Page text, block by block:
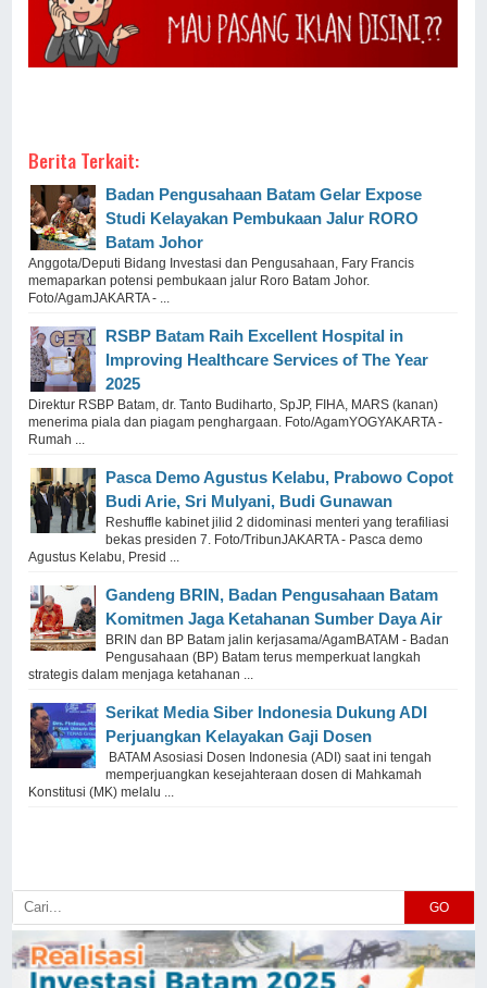
Berita Terkait:
Badan Pengusahaan Batam Gelar Expose
Studi Kelayakan Pembukaan Jalur RORO
Batam Johor
Anggota/Deputi Bidang Investasi dan Pengusahaan, Fary Francis
memaparkan potensi pembukaan jalur Roro Batam Johor.
Foto/AgamJAKARTA - ...
RSBP Batam Raih Excellent Hospital in
Improving Healthcare Services of The Year
2025
Direktur RSBP Batam, dr. Tanto Budiharto, SpJP, FIHA, MARS (kanan)
menerima piala dan piagam penghargaan. Foto/AgamYOGYAKARTA -
Rumah ...
Pasca Demo Agustus Kelabu, Prabowo Copot
Budi Arie, Sri Mulyani, Budi Gunawan
Reshuffle kabinet jilid 2 didominasi menteri yang terafiliasi
bekas presiden 7. Foto/TribunJAKARTA - Pasca demo
Agustus Kelabu, Presid ...
Gandeng BRIN, Badan Pengusahaan Batam
Komitmen Jaga Ketahanan Sumber Daya Air
BRIN dan BP Batam jalin kerjasama/AgamBATAM - Badan
Pengusahaan (BP) Batam terus memperkuat langkah
strategis dalam menjaga ketahanan ...
Serikat Media Siber Indonesia Dukung ADI
Perjuangkan Kelayakan Gaji Dosen
BATAM Asosiasi Dosen Indonesia (ADI) saat ini tengah
memperjuangkan kesejahteraan dosen di Mahkamah
Konstitusi (MK) melalu ...
GO